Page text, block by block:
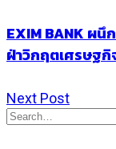
EXIM BANK ผนึ
ฝ่าวิกฤตเศรษฐกิ
Next Post